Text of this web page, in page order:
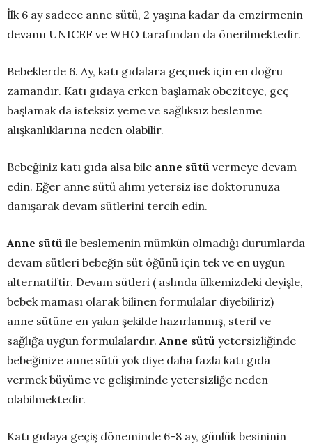
İlk 6 ay sadece anne sütü, 2 yaşına kadar da emzirmenin
devamı UNICEF ve WHO tarafından da önerilmektedir.
Bebeklerde 6. Ay, katı gıdalara geçmek için en doğru
zamandır. Katı gıdaya erken başlamak obeziteye, geç
başlamak da isteksiz yeme ve sağlıksız beslenme
alışkanlıklarına neden olabilir.
Bebeğiniz katı gıda alsa bile anne sütü vermeye devam
edin. Eğer anne sütü alımı yetersiz ise doktorunuza
danışarak devam sütlerini tercih edin.
Anne sütü ile beslemenin mümkün olmadığı durumlarda
devam sütleri bebeğin süt öğünü için tek ve en uygun
alternatiftir. Devam sütleri ( aslında ülkemizdeki deyişle,
bebek maması olarak bilinen formulalar diyebiliriz)
anne sütüne en yakın şekilde hazırlanmış, steril ve
sağlığa uygun formulalardır.Anne sütü yetersizliğinde
bebeğinize anne sütü yok diye daha fazla katı gıda
vermek büyüme ve gelişiminde yetersizliğe neden
olabilmektedir.
Katı gıdaya geçiş döneminde 6-8 ay, günlük besininin